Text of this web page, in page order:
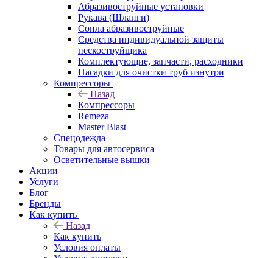
Абразивоструйные установки
Рукава (Шланги)
Сопла абразивоструйные
Средства индивидуальной защиты
пескоструйщика
Комплектующие, запчасти, расходники
Насадки для очистки труб изнутри
Компрессоры
Назад
Компрессоры
Remeza
Master Blast
Спецодежда
Товары для автосервиса
Осветительные вышки
Акции
Услуги
Блог
Бренды
Как купить
Назад
Как купить
Условия оплаты